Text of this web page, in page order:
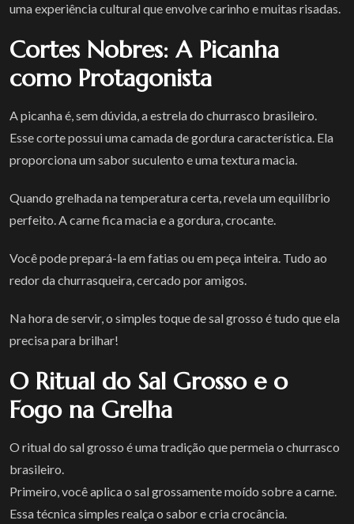
uma experiência cultural que envolve carinho e muitas risadas.
Cortes Nobres: A Picanha
como Protagonista
A picanha é, sem dúvida, a estrela do churrasco brasileiro.
Esse corte possui uma camada de gordura característica. Ela
proporciona um sabor suculento e uma textura macia.
Quando grelhada na temperatura certa, revela um equilíbrio
perfeito. A carne fica macia e a gordura, crocante.
Você pode prepará-la em fatias ou em peça inteira. Tudo ao
redor da churrasqueira, cercado por amigos.
Na hora de servir, o simples toque de sal grosso é tudo que ela
precisa para brilhar!
O Ritual do Sal Grosso e o
Fogo na Grelha
O ritual do sal grosso é uma tradição que permeia o churrasco
brasileiro.
Primeiro, você aplica o sal grossamente moído sobre a carne.
Essa técnica simples realça o sabor e cria crocância.